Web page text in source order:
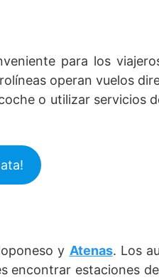
para los
operan vuelos
o utilizar servicios
y Atenas. Los
encontrar estaciones